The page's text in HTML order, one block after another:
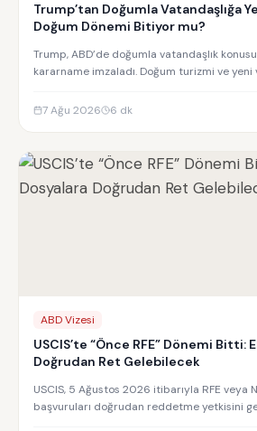
Trump’tan Doğumla Vatandaşlığa
Doğum Dönemi Bitiyor mu?
Trump, ABD’de doğumla vatandaşlık
kararname imzaladı. Doğum turizmi ve yeni
7 Ağu 2026
6 dk
ABD Vizesi
USCIS’te “Önce RFE” Dönemi Bitti:
Doğrudan Ret Gelebilecek
USCIS, 5 Ağustos 2026 itibarıyla RFE veya
başvuruları doğrudan reddetme yetkisini